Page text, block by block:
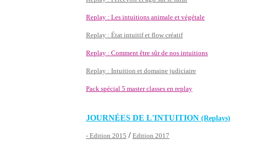
Replay : Les intuitions animale et végétale
Replay : État intuitif et flow créatif
Replay : Comment être sûr de nos intuitions
Replay : Intuition et domaine judiciaire
Pack spécial 5 master classes en replay
JOURNÉES DE L'INTUITION (Replays)
- Edition 2015 / Edition 2017